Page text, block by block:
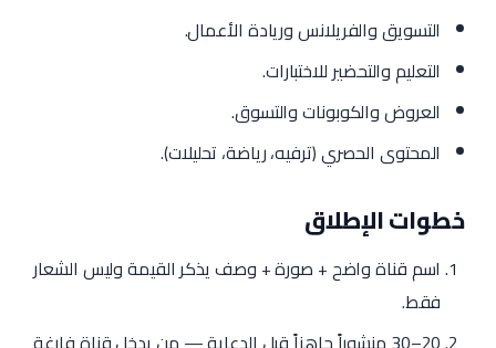
التسويق والفريلانس وريادة الأعمال.
التعليم والتحضير للاختبارات.
العروض والكوبونات والتسوق.
المحتوى الحصري (ترفيه، رياضة، تحليلات).
خطوات الإطلاق
اسم قناة واضح + صورة + وصف يذكر القيمة وليس الشعار
فقط.